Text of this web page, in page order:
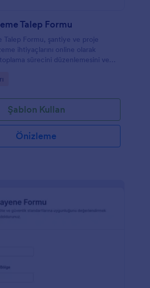
Talep Formu
Talep Formu, şantiye ve proje
ihtiyaçlarını online olarak
sürecini düzenlemesini ve
Şablon Kullan
Önizleme